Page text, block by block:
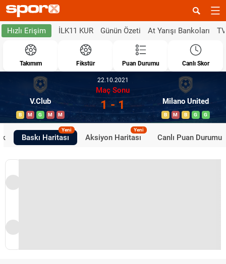
Hızlı Erişim İLK11 KUR Günün Özeti At Yarışı Bankoları
Takımım Fikstür Puan Durumu Canlı Skor
V.Club
B M G M M
22.10.2021
Maç Sonu
1 - 1 Milano United
B M B G G
Baskı Haritası
Yeni
Aksiyon Haritası
Yeni
Canlı Puan Durumu